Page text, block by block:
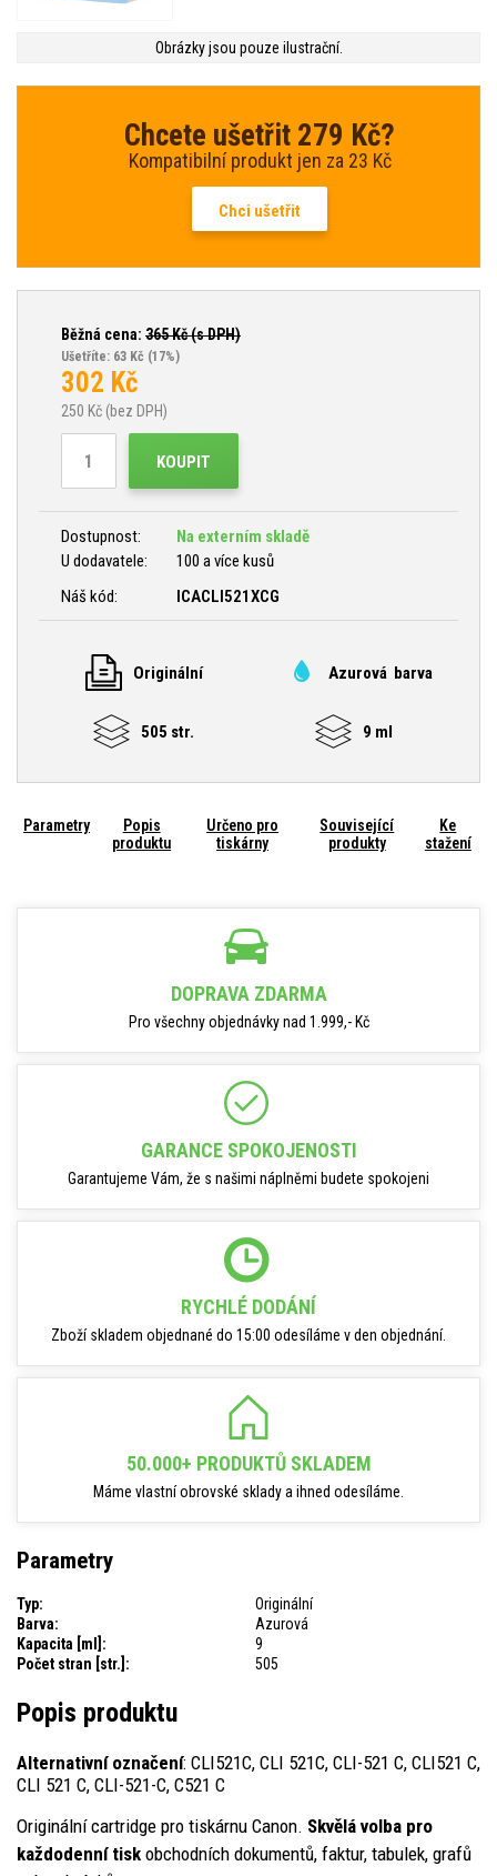
Obrázky jsou pouze ilustrační.
Chcete ušetřit 279 Kč?
Kompatibilní produkt jen za 23 Kč
Chci ušetřit
Běžná cena: 365Kč (s DPH)
Ušetříte: 63 Kč (17%)
302 Kč
250 Kč (bez DPH)
KOUPIT
Dostupnost:
Na externím skladě
U dodavatele:
100 a více kusů
Náš kód:
ICACLI521XCG
Originální Azurová barva
505 str. 9 ml
Parametry
Popis
produktu
Určeno pro
tiskárny
Související
produkty
Ke
stažení
DOPRAVA ZDARMA
Pro všechny objednávky nad 1.999,- Kč
GARANCE SPOKOJENOSTI
Garantujeme Vám, že s našimi náplněmi budete spokojeni
RYCHLÉ DODÁNÍ
Zboží skladem objednané do 15:00 odesíláme v den objednání.
50.000+ PRODUKTŮ SKLADEM
Máme vlastní obrovské sklady a ihned odesíláme.
Parametry
Typ:
Originální
Barva:
Azurová
Kapacita [ml]:
9
Počet stran [str.]:
505
Popis produktu
Alternativní označení: CLI521C, CLI 521C, CLI-521 C, CLI521 C,
CLI 521 C, CLI-521-C, C521 C
Originální cartridge pro tiskárnu Canon. Skvělá volba pro
každodenní tisk obchodních dokumentů, faktur, tabulek, grafů